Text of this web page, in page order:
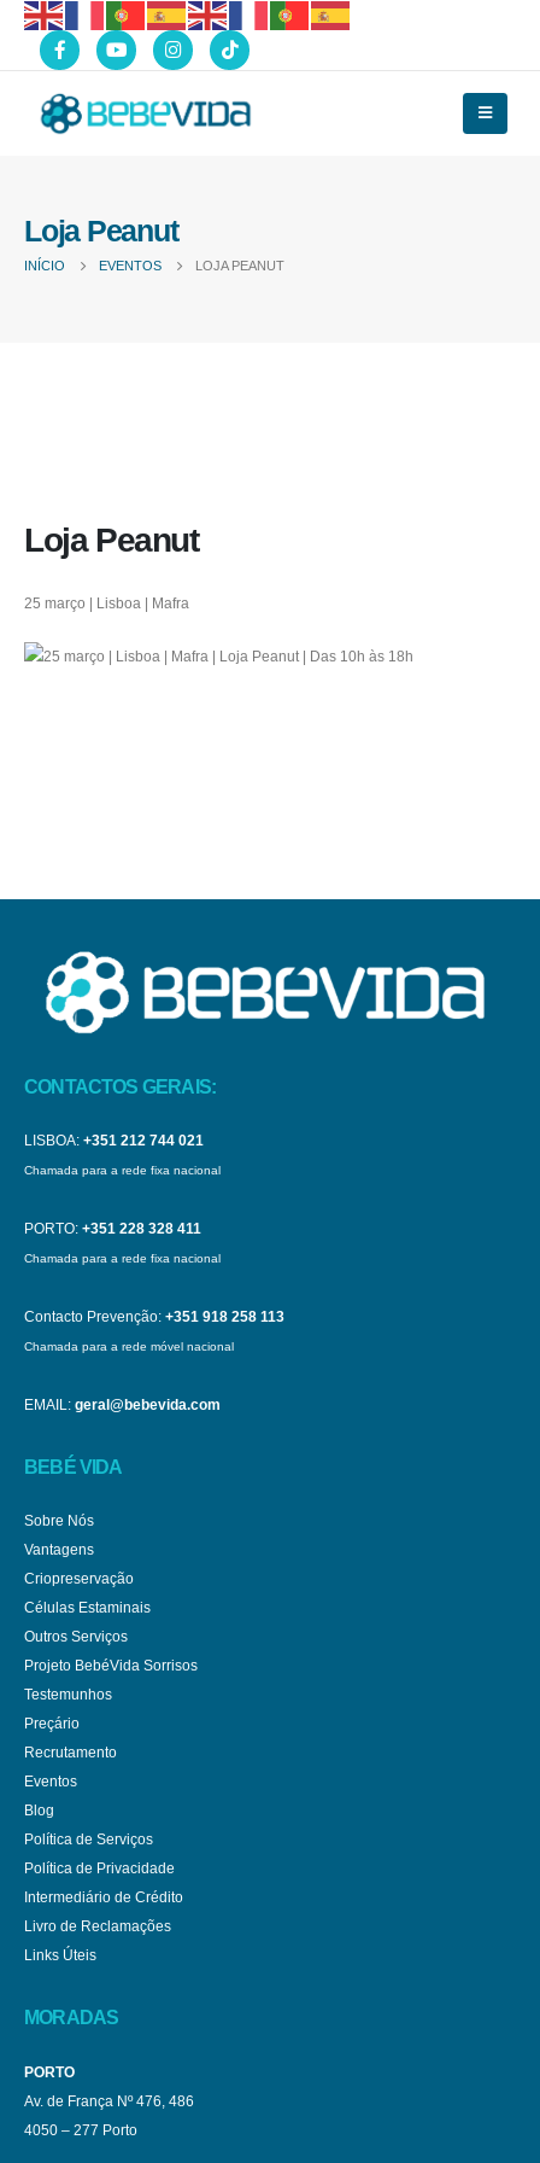
Loja Peanut
INÍCIO EVENTOS LOJA PEANUT
Loja Peanut
25 março | Lisboa | Mafra
CONTACTOS GERAIS:
LISBOA: +351 212 744 021
Chamada para a rede fixa nacional
PORTO: +351 228 328 411
Chamada para a rede fixa nacional
Contacto Prevenção: +351 918 258 113
Chamada para a rede móvel nacional
EMAIL: geral@bebevida.com
BEBÉ VIDA
Sobre Nós
Vantagens
Criopreservação
Células Estaminais
Outros Serviços
Projeto BebéVida Sorrisos
Testemunhos
Preçário
Recrutamento
Eventos
Blog
Política de Serviços
Política de Privacidade
Intermediário de Crédito
Livro de Reclamações
Links Úteis
MORADAS
PORTO
Av. de França Nº 476, 486
4050 – 277 Porto